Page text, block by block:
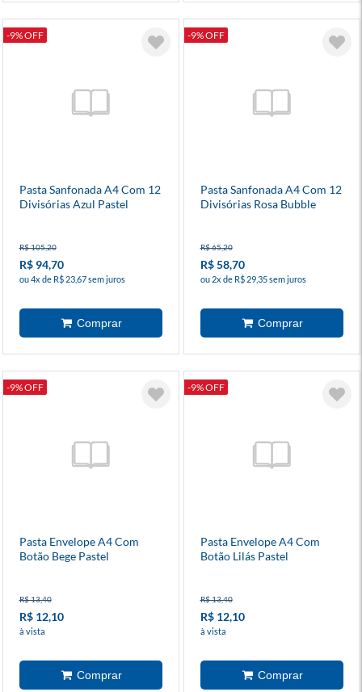
-9% OFF
Pasta Sanfonada A4 Com 12
Divisórias Azul Pastel
R$ 105,20
R$ 94,70
ou 4x de R$ 23,67 sem juros
-9% OFF
Pasta Sanfonada A4 Com 12
Divisórias Rosa Bubble
R$ 65,20
R$ 58,70
ou 2x de R$ 29,35 sem juros
-9% OFF
Pasta Envelope A4 Com
Botão Bege Pastel
R$ 13,40
R$ 12,10
à vista
-9% OFF
Pasta Envelope A4 Com
Botão Lilás Pastel
R$ 13,40
R$ 12,10
à vista